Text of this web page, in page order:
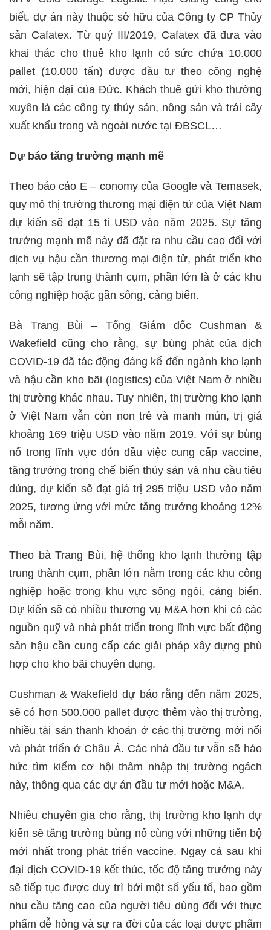
biết, dự án này thuộc sở hữu của Công ty CP Thủy
sản Cafatex. Từ quý III/2019, Cafatex đã đưa vào
khai thác cho thuê kho lạnh có sức chứa 10.000
pallet (10.000 tấn) được đầu tư theo công nghệ
mới, hiện đại của Đức. Khách thuê gửi kho thường
xuyên là các công ty thủy sản, nông sản và trái cây
xuất khẩu trong và ngoài nước tại ĐBSCL…
Dự báo tăng trưởng mạnh mẽ
Theo báo cáo E – conomy của Google và Temasek,
quy mô thị trường thương mại điện tử của Việt Nam
dự kiến ​sẽ ​đạt 15 tỉ USD vào năm 2025. Sự tăng
trưởng mạnh mẽ này đã đặt ra nhu cầu cao đối với
dịch vụ hậu cần thương mại điện tử, phát triển kho
lạnh sẽ tập trung thành cụm, phần lớn là ở các khu
công nghiệp hoặc gần sông, cảng biển.
Bà Trang Bùi – Tổng Giám đốc Cushman &
Wakefield cũng cho rằng, sự bùng phát của dịch
COVID-19 đã tác động đáng kể đến ngành kho lạnh
và hậu cần kho bãi (logistics) của Việt Nam ở nhiều
thị trường khác nhau. Tuy nhiên, thị trường kho lạnh
ở Việt Nam vẫn còn non trẻ và manh mún, trị giá
khoảng 169 triệu USD vào năm 2019. Với sự bùng
nổ trong lĩnh vực đón đầu việc cung cấp vaccine,
tăng trưởng trong chế biến thủy sản và nhu cầu tiêu
dùng, dự kiến ​​sẽ đạt giá trị 295 triệu USD vào năm
2025, tương ứng với mức tăng trưởng khoảng 12%
mỗi năm.
Theo bà Trang Bùi, hệ thống kho lạnh thường tập
trung thành cụm, phần lớn nằm trong các khu công
nghiệp hoặc trong khu vực sông ngòi, cảng biển.
Dự kiến ​​sẽ có nhiều thương vụ M&A hơn khi có các
nguồn quỹ và nhà phát triển trong lĩnh vực bất động
sản hậu cần cung cấp các giải pháp xây dựng phù
hợp cho kho bãi chuyên dụng.
Cushman & Wakefield dự báo rằng đến năm 2025,
sẽ có hơn 500.000 pallet được thêm vào thị trường,
nhiều tài sản thanh khoản ở các thị trường mới nổi
và phát triển ở Châu Á. Các nhà đầu tư vẫn sẽ háo
hức tìm kiếm cơ hội thâm nhập thị trường ngách
này, thông qua các dự án đầu tư mới hoặc M&A.
Nhiều chuyên gia cho rằng, thị trường kho lạnh dự
kiến ​​sẽ tăng trưởng bùng nổ cùng với những tiến bộ
mới nhất trong phát triển vaccine. Ngay cả sau khi
đại dịch COVID-19 kết thúc, tốc độ tăng trưởng này
sẽ tiếp tục được duy trì bởi một số yếu tố, bao gồm
nhu cầu tăng cao của người tiêu dùng đối với thực
phẩm dễ hỏng và sự ra đời của các loại dược phẩm